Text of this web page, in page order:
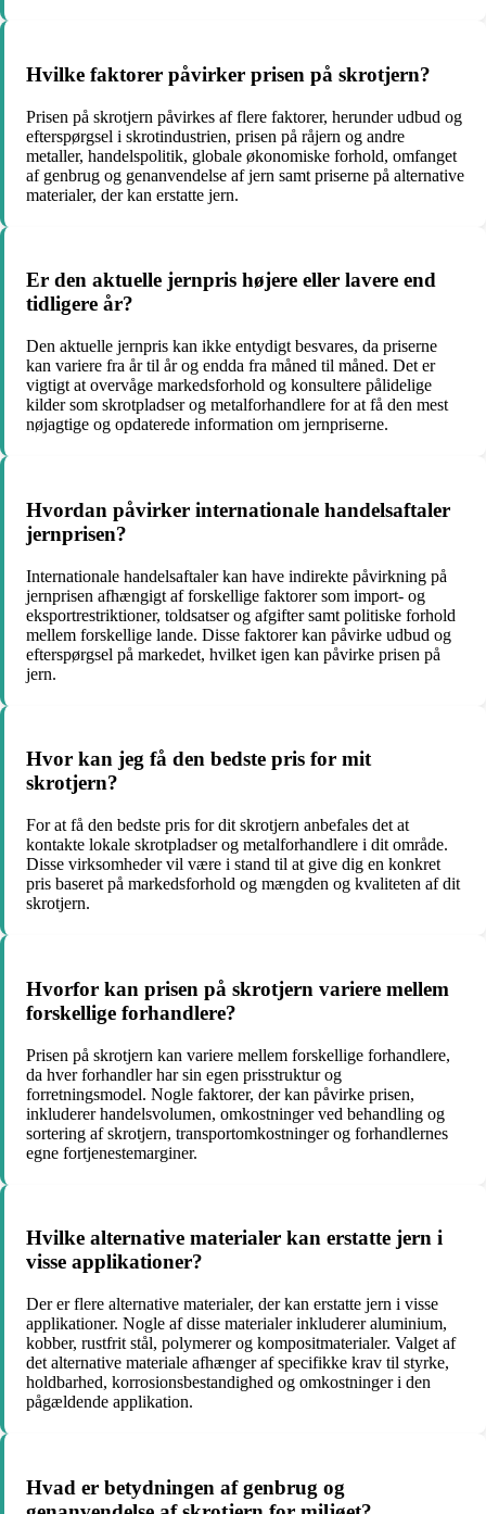
Hvilke faktorer påvirker prisen på skrotjern?
Prisen på skrotjern påvirkes af flere faktorer, herunder udbud og
efterspørgsel i skrotindustrien, prisen på råjern og andre
metaller, handelspolitik, globale økonomiske forhold, omfanget
af genbrug og genanvendelse af jern samt priserne på alternative
materialer, der kan erstatte jern.
Er den aktuelle jernpris højere eller lavere end
tidligere år?
Den aktuelle jernpris kan ikke entydigt besvares, da priserne
kan variere fra år til år og endda fra måned til måned. Det er
vigtigt at overvåge markedsforhold og konsultere pålidelige
kilder som skrotpladser og metalforhandlere for at få den mest
nøjagtige og opdaterede information om jernpriserne.
Hvordan påvirker internationale handelsaftaler
jernprisen?
Internationale handelsaftaler kan have indirekte påvirkning på
jernprisen afhængigt af forskellige faktorer som import- og
eksportrestriktioner, toldsatser og afgifter samt politiske forhold
mellem forskellige lande. Disse faktorer kan påvirke udbud og
efterspørgsel på markedet, hvilket igen kan påvirke prisen på
jern.
Hvor kan jeg få den bedste pris for mit
skrotjern?
For at få den bedste pris for dit skrotjern anbefales det at
kontakte lokale skrotpladser og metalforhandlere i dit område.
Disse virksomheder vil være i stand til at give dig en konkret
pris baseret på markedsforhold og mængden og kvaliteten af dit
skrotjern.
Hvorfor kan prisen på skrotjern variere mellem
forskellige forhandlere?
Prisen på skrotjern kan variere mellem forskellige forhandlere,
da hver forhandler har sin egen prisstruktur og
forretningsmodel. Nogle faktorer, der kan påvirke prisen,
inkluderer handelsvolumen, omkostninger ved behandling og
sortering af skrotjern, transportomkostninger og forhandlernes
egne fortjenestemarginer.
Hvilke alternative materialer kan erstatte jern i
visse applikationer?
Der er flere alternative materialer, der kan erstatte jern i visse
applikationer. Nogle af disse materialer inkluderer aluminium,
kobber, rustfrit stål, polymerer og kompositmaterialer. Valget af
det alternative materiale afhænger af specifikke krav til styrke,
holdbarhed, korrosionsbestandighed og omkostninger i den
pågældende applikation.
Hvad er betydningen af ​​genbrug og